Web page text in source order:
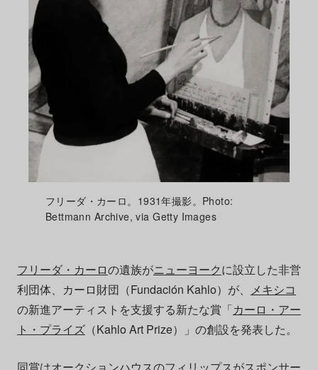
フリーダ・カーロ。1931年撮影。Photo:
Bettmann Archive, via Getty Images
フリーダ・カーロの遺族がニューヨークに設立した非営
利団体、カーロ財団（Fundación Kahlo）が、 メキシコ
の新進アーティストを支援する新たな賞「カーロ・アー
ト・プライズ（Kahlo Art Prize）」の創設を発表した。
同賞はオークションハウスのフィリップスがスポンサー